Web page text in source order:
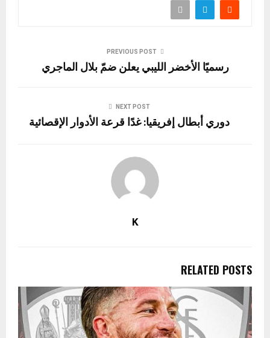
PREVIOUS POST
رسميًا الأخضر الليبي يعلن ضمّ بلال الماجري
NEXT POST
دوري أبطال إفريقيا: غدًا قرعة الأدوار الإقصائية
K
RELATED POSTS